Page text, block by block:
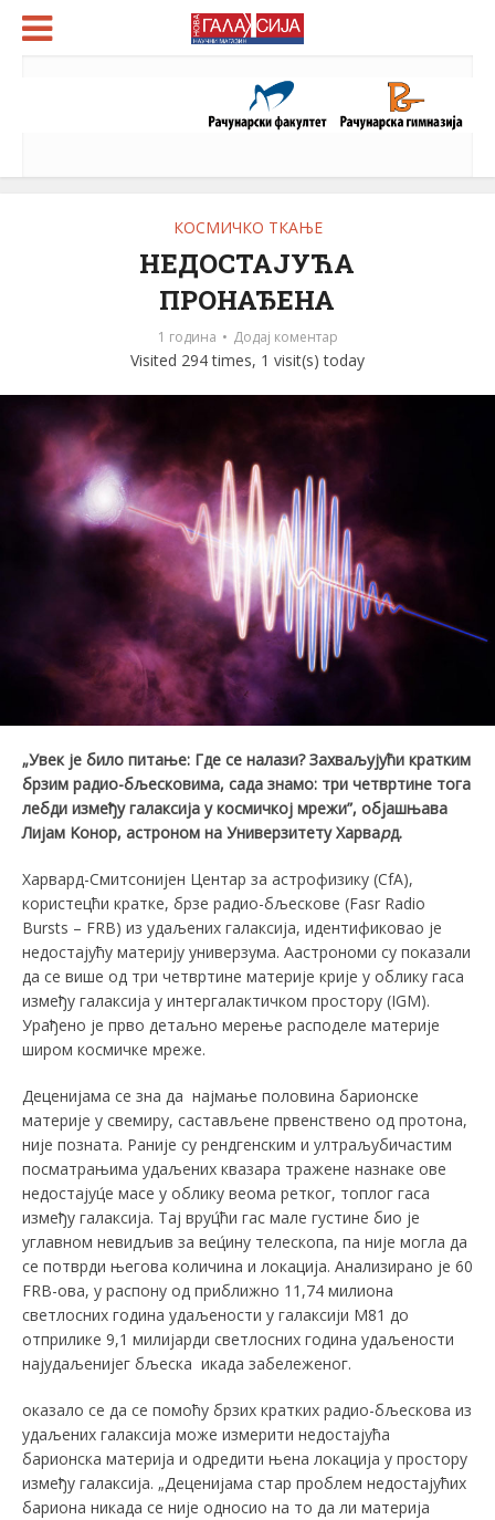
КОСМИЧКО ТКАЊЕ
НЕДОСТАЈУЋА
ПРОНАЂЕНА
1 година Додај коментар
Visited 294 times, 1 visit(s) today
„Увек је било питање: Где се налази? Захваљујући кратким
брзим радио-бљесковима, сада знамо: три четвртине тога
лебди између галаксија у космичкој мрежи”, објашњава
Лијам Kонор, астроном на УниверзитетуХарвард.
Харвард-Смитсонијен Центар за астрофизику (CfA),
користецћи кратке, брзе радио-бљескове (Fasr Radio
Bursts – FRB) из удаљених галаксија, идентификовао је
недостајућу материју универзума. Аастрономи су показали
да се више од три четвртине материје крије у облику гаса
између галаксија у интергалактичком простору (IGM).
Урађено је прво детаљно мерење расподеле материје
широм космичке мреже.
Деценијама се зна да најмање половина барионске
материје у свемиру, састављене првенствено од протона,
није позната. Раније су рендгенским и ултраљубичастим
посматрањима удаљених квазара тражене назнаке ове
недостајуц́е масе у облику веома ретког, топлог гаса
између галаксија. Тај вруц́ћи гас мале густине био је
углавном невидљив за вец́ину телескопа, па није могла да
се потврди његова количина и локација. Анализирано је 60
FRB-ова, у распону од приближно 11,74 милиона
светлосних година удаљености у галаксији М81 до
отприлике 9,1 милијарди светлосних година удаљености
најудаљенијег бљеска икада забележеног.
оказало се да се помоћу брзих кратких радио-бљескова из
удаљених галаксија може измерити недостајућа
барионска материја и одредити њена локација у простору
између галаксија. „Деценијама стар проблем недостајућих
бариона никада се није односио на то да ли материја